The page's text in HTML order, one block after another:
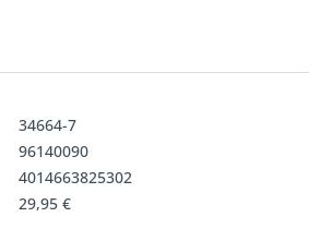
34664-7
96140090
4014663825302
29,95 €